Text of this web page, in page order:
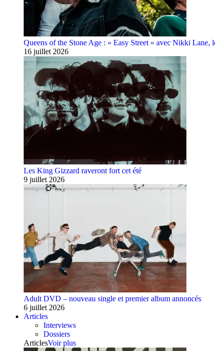
Queens of the Stone Age : « Easy Street » avec Nikki Lane,
16 juillet 2026
Les King Gizzard raveront fort cet été
9 juillet 2026
Adult DVD – nouveau single et premier album annoncés
6 juillet 2026
Articles
Interviews
Dossiers
ArticlesVoir plus